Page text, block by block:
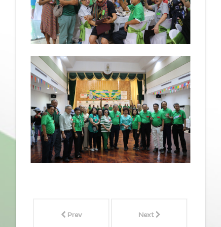
Prev Next